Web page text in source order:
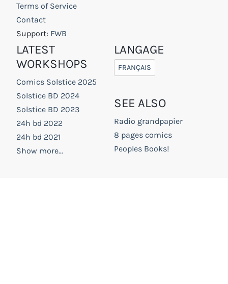
Terms of Service
Contact
Support: FWB
LATEST
WORKSHOPS
Comics Solstice 2025
Solstice BD 2024
Solstice BD 2023
24h bd 2022
24h bd 2021
Show more...
LANGAGE
FRANÇAIS
SEE ALSO
Radio grandpapier
8 pages comics
Peoples Books!